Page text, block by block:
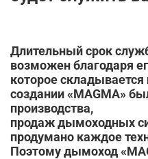
Длительный срок
возможен благодаря
которое
создании «MAGMA»
производства,
продаж дымоходных
продумано каждое
Поэтому дымоход